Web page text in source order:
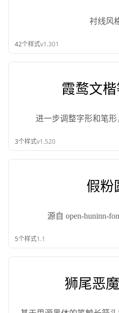
衬线风
42个样式v1.301
霞鹜文
进一步调整字形和笔
3个样式v1.520
假粉
源自 open-huninn-
5个样式1.1
狮尾恶